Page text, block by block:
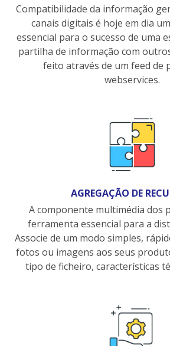
Compatibilidade da informação
canais digitais é hoje em dia
essencial para o sucesso de uma
partilha de informação com
feito através de um feed de
webservices.
AGREGAÇÃO DE
A componente multimédia dos
ferramenta essencial para a
Associe de um modo simples,
fotos ou imagens aos seus
tipo de ficheiro, características